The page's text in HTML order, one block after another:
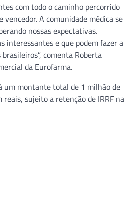
com todo o caminho percorrido
vencedor. A comunidade médica se
nossas expectativas.
interessantes e que podem fazer a
comenta Roberta
da Eurofarma.
um montante total de 1 milhão de
sujeito a retenção de IRRF na